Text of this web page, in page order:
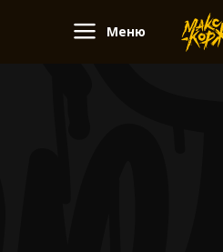
Меню